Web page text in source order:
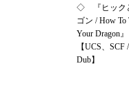
◇ 『ヒック
ゴン / How To
Your Dragon』
【UCS、SCF /
Dub】